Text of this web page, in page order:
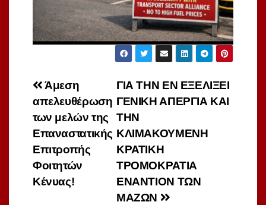
Πλοήγηση
άρθρων
ΓΙΑ ΤΗΝ ΕΝ ΕΞΕΛΙΞΕΙ
ΓΕΝΙΚΗ ΑΠΕΡΓΙΑ ΚΑΙ
ΤΗΝ
ΚΛΙΜΑΚΟΥΜΕΝΗ
ΚΡΑΤΙΚΗ
ΤΡΟΜΟΚΡΑΤΙΑ
ΕΝΑΝΤΙΟΝ ΤΩΝ
ΜΑΖΩΝ
Άμεση
απελευθέρωση
των μελών της
Επαναστατικής
Επιτροπής
Φοιτητών
Κένυας!